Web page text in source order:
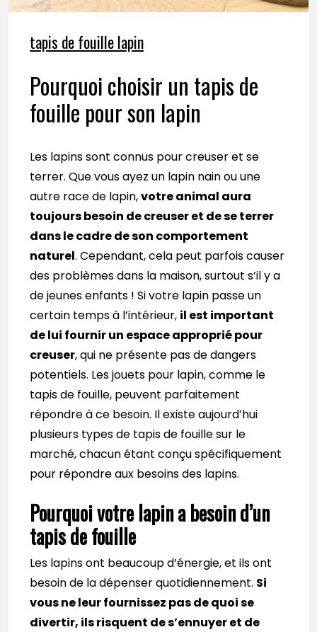
tapis de fouille lapin
Pourquoi choisir un tapis de
fouille pour son lapin
Les lapins sont connus pour creuser et se
terrer. Que vous ayez un lapin nain ou une
autre race de lapin,votre animal aura
toujours besoin de creuser et de se terrer
dans le cadre de son comportement
naturel. Cependant, cela peut parfois causer
des problèmes dans la maison, surtout s’il y a
de jeunes enfants ! Si votre lapin passe un
certain temps à l’intérieur, il est important
de lui fournir un espace approprié pour
creuser, qui ne présente pas de dangers
potentiels. Les jouets pour lapin, comme le
tapis de fouille, peuvent parfaitement
répondre à ce besoin. Il existe aujourd’hui
plusieurs types de tapis de fouille sur le
marché, chacun étant conçu spécifiquement
pour répondre aux besoins des lapins.
Pourquoi votre lapin a besoin d’un
tapis de fouille
Les lapins ont beaucoup d’énergie, et ils ont
besoin de la dépenser quotidiennement. Si
vous ne leur fournissez pas de quoi se
divertir, ils risquent de s’ennuyer et de